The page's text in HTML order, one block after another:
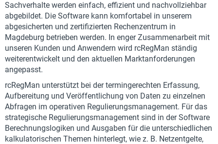
Sachverhalte werden einfach, effizient und nachvollziehbar
abgebildet. Die Software kann komfortabel in unserem
abgesicherten und zertifizierten Rechenzentrum in
Magdeburg betrieben werden. In enger Zusammenarbeit mit
unseren Kunden und Anwendern wird rcRegMan ständig
weiterentwickelt und den aktuellen Marktanforderungen
angepasst.
rcRegMan unterstützt bei der termingerechten Erfassung,
Aufbereitung und Veröffentlichung von Daten zu einzelnen
Abfragen im operativen Regulierungsmanagement. Für das
strategische Regulierungsmanagement sind in der Software
Berechnungslogiken und Ausgaben für die unterschiedlichen
kalkulatorischen Themen hinterlegt, wie z. B. Netzentgelte,